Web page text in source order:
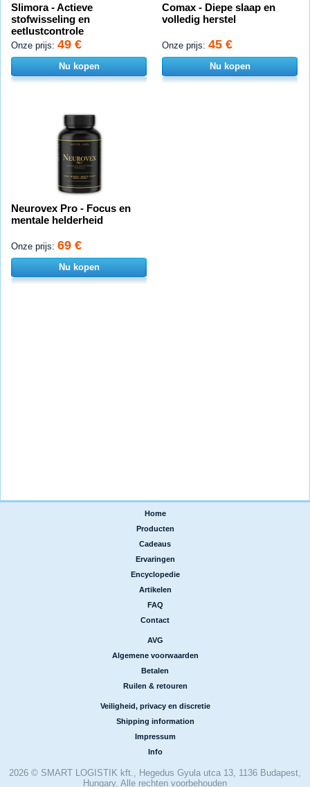
Slimora - Actieve
stofwisseling en
eetlustcontrole
Onze prijs: 49 €
Nu kopen
Comax - Diepe slaap en
volledig herstel
Onze prijs: 45 €
Nu kopen
Neurovex Pro - Focus en
mentale helderheid
Onze prijs: 69 €
Nu kopen
Home
Producten
Cadeaus
Ervaringen
Encyclopedie
Artikelen
FAQ
Contact
AVG
Algemene voorwaarden
Betalen
Ruilen & retouren
Veiligheid, privacy en discretie
Shipping information
Impressum
Info
2026 © SMART LOGISTIK kft., Hegedus Gyula utca 13, 1136 Budapest,
Hungary, Alle rechten voorbehouden